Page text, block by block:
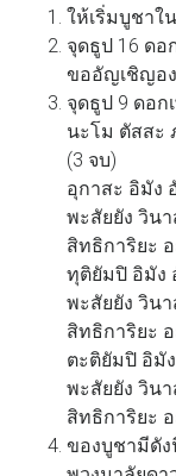
ให้เริ่มบูชา
จุดธูป 16 ดอ
ขออัญเชิญอ
จุดธูป 9 ดอ
นะโม ตัสสะ
(3 จบ)
อุกาสะ อิมัง
พะสัยยัง วิน
สิทธิการิยะ
ทุติยัมปิ อิมัง
พะสัยยัง วิน
สิทธิการิยะ
ตะติยัมปิ อิมั
พะสัยยัง วิน
สิทธิการิยะ
ของบูชามีดั